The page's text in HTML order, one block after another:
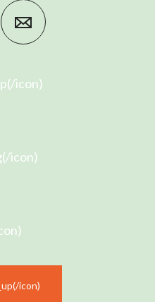
icon)
icon)
icon)